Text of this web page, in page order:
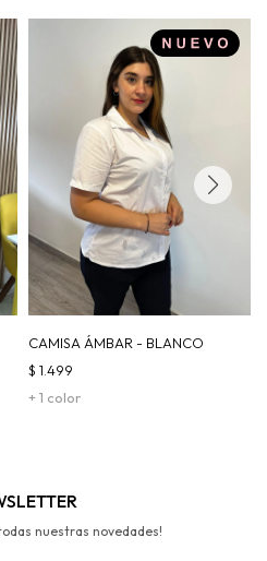
CAMISA ÁMBAR - BLANCO
+ 1 color
$ 1.499
nuestras novedades!